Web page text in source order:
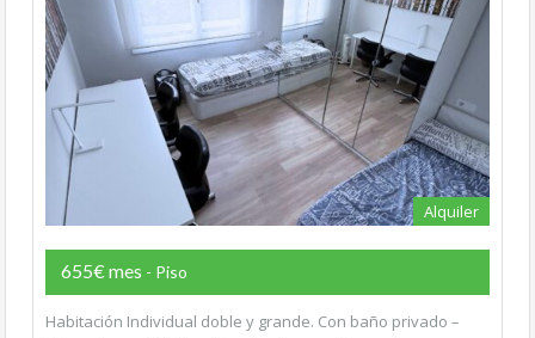
Alquiler
655€ mes - Piso
Habitación Individual doble y grande. Con baño privado –